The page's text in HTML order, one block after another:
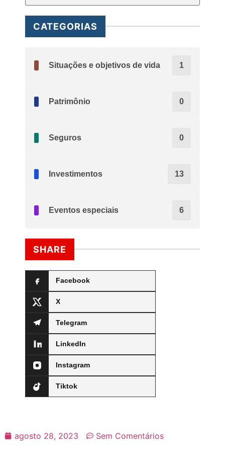
CATEGORIAS
Situações e objetivos de vida 1
Patrimônio 0
Seguros 0
Investimentos 13
Eventos especiais 6
SHARE
Facebook
X
Telegram
LinkedIn
Instagram
Tiktok
agosto 28, 2023 Sem Comentários